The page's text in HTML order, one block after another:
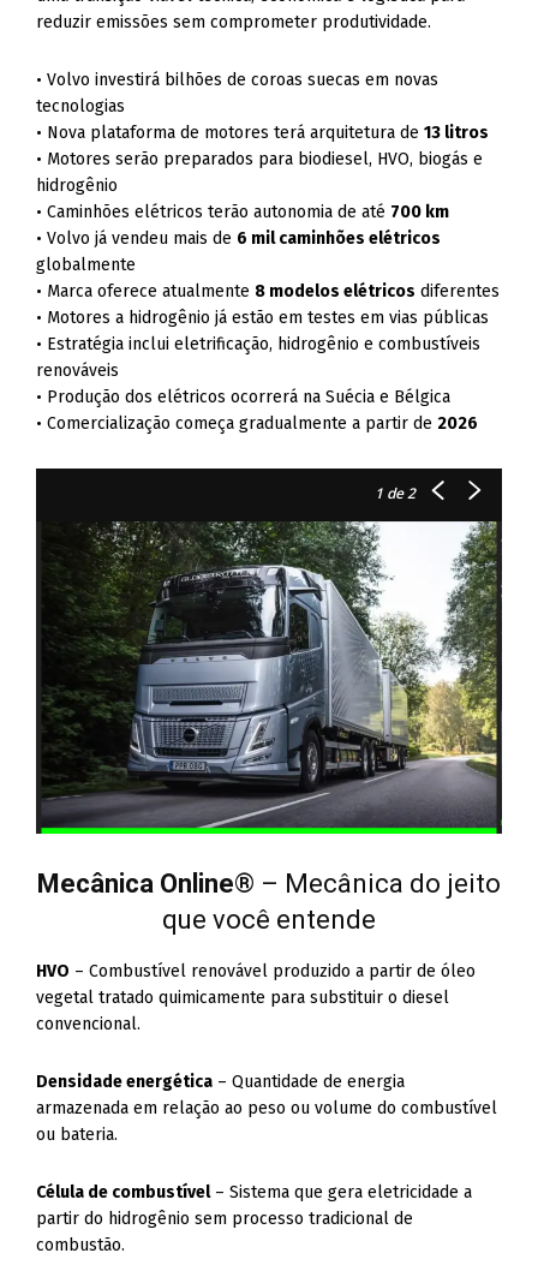
reduzir emissões sem comprometer produtividade.
• Volvo investirá bilhões de coroas suecas em novas
tecnologias
• Nova plataforma de motores terá arquitetura de13 litros
• Motores serão preparados para biodiesel, HVO, biogás e
hidrogênio
• Caminhões elétricos terão autonomia de até 700 km
• Volvo já vendeu mais de 6 mil caminhões elétricos
globalmente
• Marca oferece atualmente 8 modelos elétricos diferentes
• Motores a hidrogênio já estão em testes em vias públicas
• Estratégia inclui eletrificação, hidrogênio e combustíveis
renováveis
• Produção dos elétricos ocorrerá na Suécia e Bélgica
• Comercialização começa gradualmente a partir de2026
1de 2
Mecânica Online® – Mecânica do jeito
que você entende
HVO – Combustível renovável produzido a partir de óleo
vegetal tratado quimicamente para substituir o diesel
convencional.
Densidade energética – Quantidade de energia
armazenada em relação ao peso ou volume do combustível
ou bateria.
Célula de combustível– Sistema que gera eletricidade a
partir do hidrogênio sem processo tradicional de
combustão.